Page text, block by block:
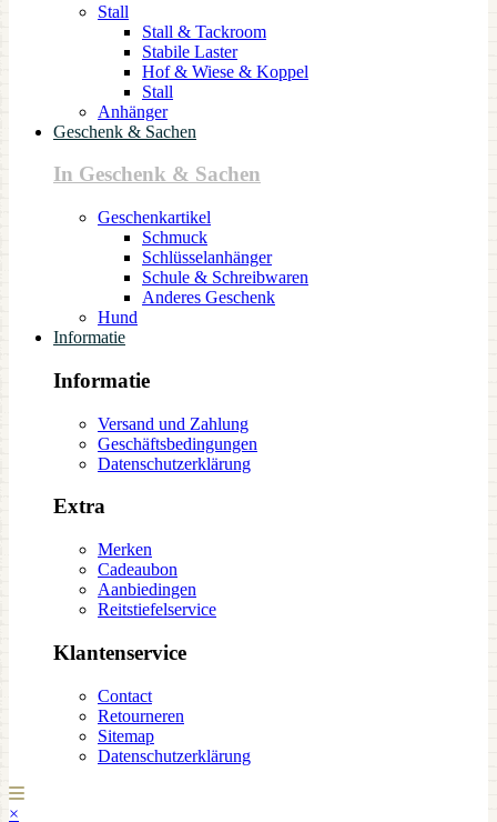
Stall
Stall & Tackroom
Stabile Laster
Hof & Wiese & Koppel
Stall
Anhänger
Geschenk & Sachen
In Geschenk & Sachen
Geschenkartikel
Schmuck
Schlüsselanhänger
Schule & Schreibwaren
Anderes Geschenk
Hund
Informatie
Informatie
Versand und Zahlung
Geschäftsbedingungen
Datenschutzerklärung
Extra
Merken
Cadeaubon
Aanbiedingen
Reitstiefelservice
Klantenservice
Contact
Retourneren
Sitemap
Datenschutzerklärung
×